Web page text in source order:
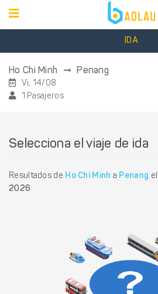
IDA
Ho Chi Minh Penang
Vi, 14/08
1 Pasajeros
Selecciona el viaje de ida
Resultados de Ho Chi Minh a Penang el
2026